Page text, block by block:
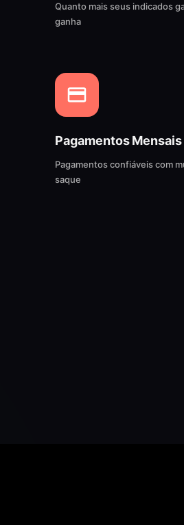
Quanto mais seus indicados
ganha
Pagamentos Mensais
Pagamentos confiáveis com
saque